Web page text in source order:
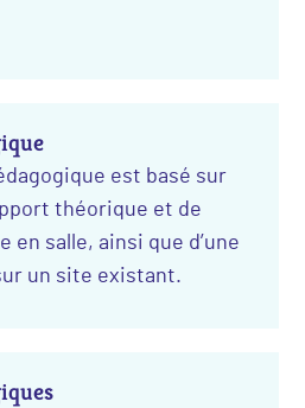
est basé sur
théorique et de
salle, ainsi que d’une
un site existant.